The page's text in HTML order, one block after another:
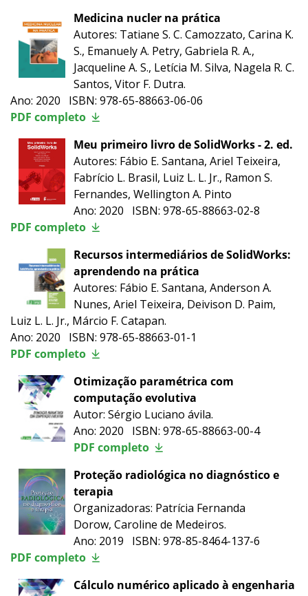
Medicina nucler na prática
Autores: Tatiane S. C. Camozzato, Carina K.
S., Emanuely A. Petry, Gabriela R. A.,
Jacqueline A. S., Letícia M. Silva, Nagela R. C.
Santos, Vitor F. Dutra.
Ano: 2020 ISBN: 978-65-88663-06-06
PDF completo
Meu primeiro livro de SolidWorks - 2. ed.
Autores: Fábio E. Santana, Ariel Teixeira,
Fabrício L. Brasil, Luiz L. L. Jr., Ramon S.
Fernandes, Wellington A. Pinto
Ano: 2020 ISBN: 978-65-88663-02-8
PDF completo
Recursos intermediários de SolidWorks:
aprendendo na prática
Autores: Fábio E. Santana, Anderson A.
Nunes, Ariel Teixeira, Deivison D. Paim,
Luiz L. L. Jr., Márcio F. Catapan.
Ano: 2020 ISBN: 978-65-88663-01-1
PDF completo
Otimização paramétrica com
computação evolutiva
Autor: Sérgio Luciano ávila.
Ano: 2020 ISBN: 978-65-88663-00-4
PDF completo
Proteção radiológica no diagnóstico e
terapia
Organizadoras: Patrícia Fernanda
Dorow, Caroline de Medeiros.
Ano: 2019 ISBN: 978-85-8464-137-6
PDF completo
Cálculo numérico aplicado à engenharia